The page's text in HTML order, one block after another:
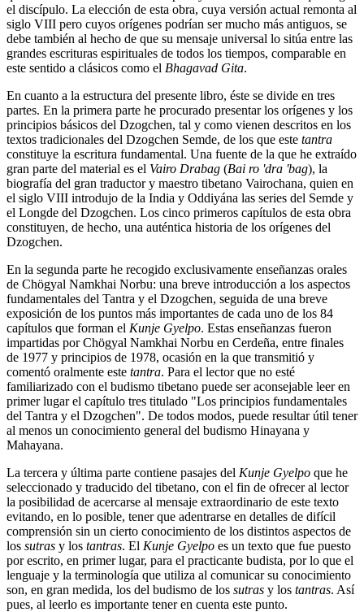
el discípulo. La elección de esta obra, cuya versión actual remonta al
siglo VIII pero cuyos orígenes podrían ser mucho más antiguos, se
debe también al hecho de que su mensaje universal lo sitúa entre las
grandes escrituras espirituales de todos los tiempos, comparable en
este sentido a clásicos como el Bhagavad Gita.
En cuanto a la estructura del presente libro, éste se divide en tres
partes. En la primera parte he procurado presentar los orígenes y los
principios básicos del Dzogchen, tal y como vienen descritos en los
textos tradicionales del Dzogchen Semde, de los que este tantra
constituye la escritura fundamental. Una fuente de la que he extraído
gran parte del material es el Vairo Drabag (Bai ro 'dra 'bag), la
biografía del gran traductor y maestro tibetano Vairochana, quien en
el siglo VIII introdujo de la India y Oddiyána las series del Semde y
el Longde del Dzogchen. Los cinco primeros capítulos de esta obra
constituyen, de hecho, una auténtica historia de los orígenes del
Dzogchen.
En la segunda parte he recogido exclusivamente enseñanzas orales
de Chögyal Namkhai Norbu: una breve introducción a los aspectos
fundamentales del Tantra y el Dzogchen, seguida de una breve
exposición de los puntos más importantes de cada uno de los 84
capítulos que forman el Kunje Gyelpo. Estas enseñanzas fueron
impartidas por Chögyal Namkhai Norbu en Cerdeña, entre finales
de 1977 y principios de 1978, ocasión en la que transmitió y
comentó oralmente este tantra. Para el lector que no esté
familiarizado con el budismo tibetano puede ser aconsejable leer en
primer lugar el capítulo tres titulado "Los principios fundamentales
del Tantra y el Dzogchen". De todos modos, puede resultar útil tener
al menos un conocimiento general del budismo Hinayana y
Mahayana.
La tercera y última parte contiene pasajes del Kunje Gyelpo que he
seleccionado y traducido del tibetano, con el fin de ofrecer al lector
la posibilidad de acercarse al mensaje extraordinario de este texto
evitando, en lo posible, tener que adentrarse en detalles de difícil
comprensión sin un cierto conocimiento de los distintos aspectos de
los sutras y los tantras. El Kunje Gyelpo es un texto que fue puesto
por escrito, en primer lugar, para el practicante budista, por lo que el
lenguaje y la terminología que utiliza al comunicar su conocimiento
son, en gran medida, los del budismo de los sutras y los tantras. Así
pues, al leerlo es importante tener en cuenta este punto.